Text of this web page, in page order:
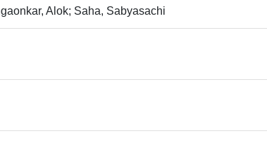
Alok; Saha, Sabyasachi